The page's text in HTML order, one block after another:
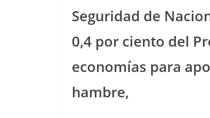
Seguridad de
0,4 por ciento del
economías para
hambre,